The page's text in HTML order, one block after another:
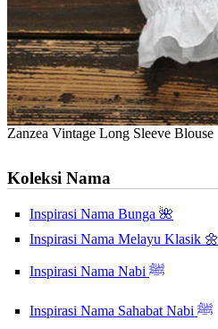
Zanzea Vintage Long Sleeve Blouse
Koleksi Nama
Inspirasi Nama Bunga 🌺
Inspirasi Nama Melayu Klasik 🌼
Inspirasi Nama Nabi ﷺ
Inspirasi Nama Sahabat Nabi ﷺ